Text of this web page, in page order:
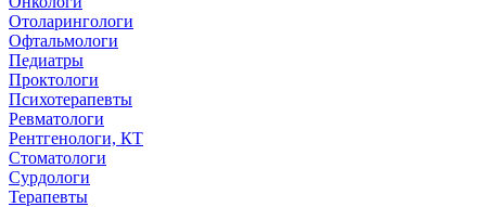
Отоларингологи
Офтальмологи
Педиатры
Проктологи
Психотерапевты
Ревматологи
Рентгенологи, КТ
Стоматологи
Сурдологи
Терапевты